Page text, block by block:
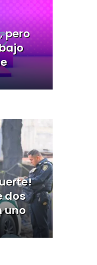
pero
dos
uno